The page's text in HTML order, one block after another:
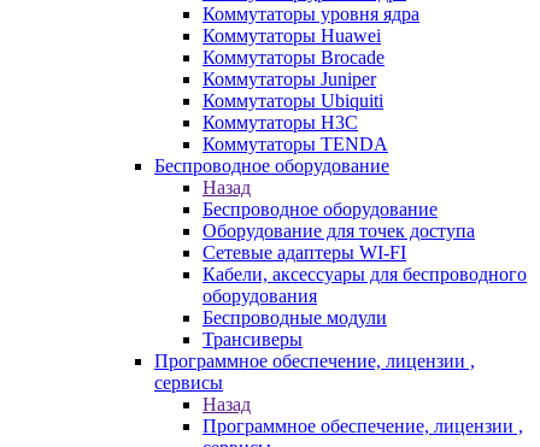
Коммутаторы уровня ядра
Коммутаторы Huawei
Коммутаторы Brocade
Коммутаторы Juniper
Коммутаторы Ubiquiti
Коммутаторы H3C
Коммутаторы TENDA
Беспроводное оборудование
Назад
Беспроводное оборудование
Оборудование для точек доступа
Сетевые адаптеры WI-FI
Кабели, аксессуары для беспроводного
оборудования
Беспроводные модули
Трансиверы
Программное обеспечение, лицензии ,
сервисы
Назад
Программное обеспечение, лицензии ,